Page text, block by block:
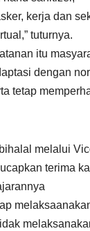
kerja dan
tuturnya.
itu
dengan
tetap
melalui
terima